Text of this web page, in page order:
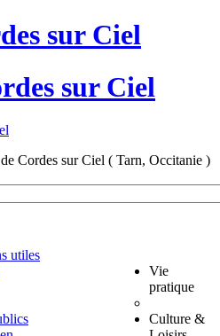
sur Ciel
Cordes sur Ciel ( Tarn, Occitanie )
utiles
Vie
pratique
Culture &